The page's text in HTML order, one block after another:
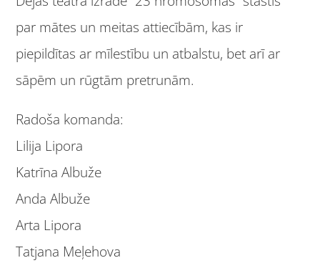
par mātes un meitas attiecībām, kas ir
piepildītas ar mīlestību un atbalstu, bet arī ar
sāpēm un rūgtām pretrunām.
Radoša komanda:
Lilija Lipora
Katrīna Albuže
Anda Albuže
Arta Lipora
Tatjana Meļehova